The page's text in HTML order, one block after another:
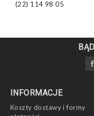
(22) 114 98 05
INFORMACJE
Koszty dostawy i formy